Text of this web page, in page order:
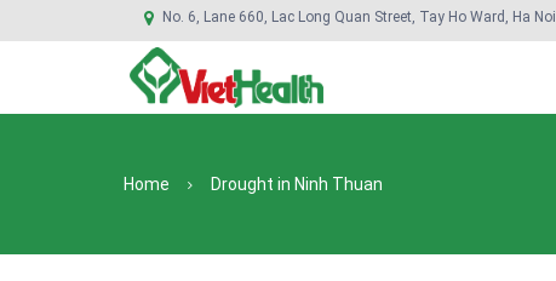
No. 6, Lane 660, Lac Long Quan Street, Tay Ho Ward, Ha Noi
Home Drought in Ninh Thuan